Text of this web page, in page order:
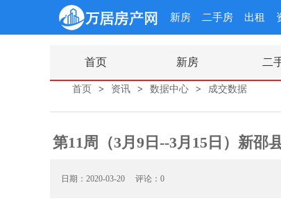
新房 二手房 出租
首页 新房 二
首页 > 资讯 > 数据中心 > 成交数据
第11周（3月9日--3月15日）新邵
日期：2020-03-20 评论：0